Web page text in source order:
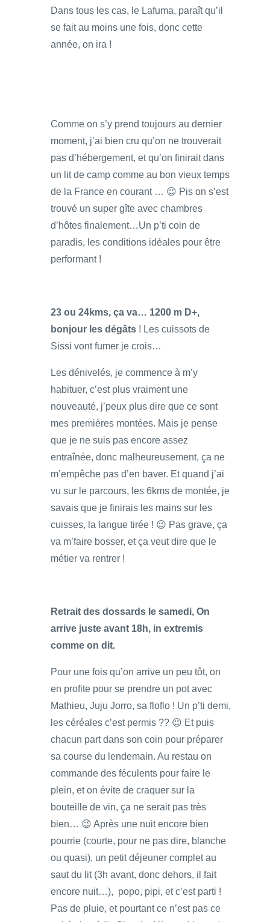
Dans tous les cas, le Lafuma, paraît qu’il
se fait au moins une fois, donc cette
année, on ira !
Comme on s’y prend toujours au dernier
moment, j’ai bien cru qu’on ne trouverait
pas d’hébergement, et qu’on finirait dans
un lit de camp comme au bon vieux temps
de la France en courant … 😉 Pis on s’est
trouvé un super gîte avec chambres
d’hôtes finalement…Un p’ti coin de
paradis, les conditions idéales pour être
performant !
23 ou 24kms, ça va… 1200 m D+,
bonjour les dégâts ! Les cuissots de
Sissi vont fumer je crois…
Les dénivelés, je commence à m’y
habituer, c’est plus vraiment une
nouveauté, j’peux plus dire que ce sont
mes premières montées. Mais je pense
que je ne suis pas encore assez
entraînée, donc malheureusement, ça ne
m’empêche pas d’en baver. Et quand j’ai
vu sur le parcours, les 6kms de montée, je
savais que je finirais les mains sur les
cuisses, la langue tirée ! 😉 Pas grave, ça
va m’faire bosser, et ça veut dire que le
métier va rentrer !
Retrait des dossards le samedi, On
arrive juste avant 18h, in extremis
comme on dit.
Pour une fois qu’on arrive un peu tôt, on
en profite pour se prendre un pot avec
Mathieu, Juju Jorro, sa floflo ! Un p’ti demi,
les céréales c’est permis ?? 😉 Et puis
chacun part dans son coin pour préparer
sa course du lendemain. Au restau on
commande des féculents pour faire le
plein, et on évite de craquer sur la
bouteille de vin, ça ne serait pas très
bien… 😉 Après une nuit encore bien
pourrie (courte, pour ne pas dire, blanche
ou quasi), un petit déjeuner complet au
saut du lit (3h avant, donc dehors, il fait
encore nuit…), popo, pipi, et c’est parti !
Pas de pluie, et pourtant ce n’est pas ce